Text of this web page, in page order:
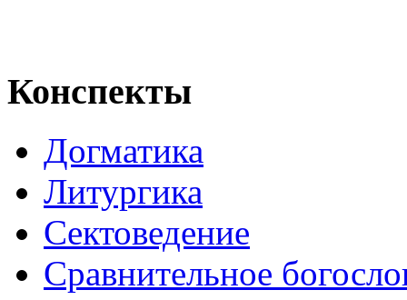
Конспекты
Догматика
Литургика
Сектоведение
Сравнительное